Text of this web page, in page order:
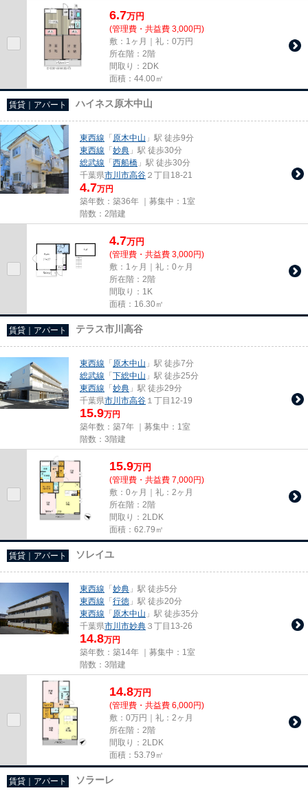
6.7万円
(管理費・共益費 3,000円)
敷：1ヶ月｜礼：0万円
所在階：2階
間取り：2DK
面積：44.00㎡
賃貸｜アパート ハイネス原木中山
東西線 「原木中山 」駅 徒歩9分
東西線 「妙典 」駅 徒歩30分
総武線 「西船橋 」駅 徒歩30分
千葉県市川市高谷 ２丁目18-21
4.7万円
築年数：築36年 ｜募集中： 1室
階数：2階建
4.7万円
(管理費・共益費 3,000円)
敷：1ヶ月｜礼：0ヶ月
所在階：2階
間取り：1K
面積：16.30㎡
賃貸｜アパート テラス市川高谷
東西線 「原木中山 」駅 徒歩7分
総武線 「下総中山 」駅 徒歩25分
東西線 「妙典 」駅 徒歩29分
千葉県市川市高谷 １丁目12-19
15.9万円
築年数：築7年 ｜募集中： 1室
階数：3階建
15.9万円
(管理費・共益費 7,000円)
敷：0ヶ月｜礼：2ヶ月
所在階：2階
間取り：2LDK
面積：62.79㎡
賃貸｜アパート ソレイユ
東西線 「妙典 」駅 徒歩5分
東西線 「行徳 」駅 徒歩20分
東西線 「原木中山 」駅 徒歩35分
千葉県市川市妙典 ３丁目13-26
14.8万円
築年数：築14年 ｜募集中： 1室
階数：3階建
14.8万円
(管理費・共益費 6,000円)
敷：0万円｜礼：2ヶ月
所在階：2階
間取り：2LDK
面積：53.79㎡
賃貸｜アパート ソラーレ